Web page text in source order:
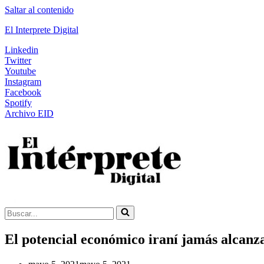
Saltar al contenido
El Interprete Digital
Linkedin
Twitter
Youtube
Instagram
Facebook
Spotify
Archivo EID
Buscar...
El potencial económico iraní jamás